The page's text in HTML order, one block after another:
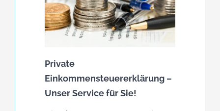
Private
Einkommensteuererklärung –
Unser Service für Sie!